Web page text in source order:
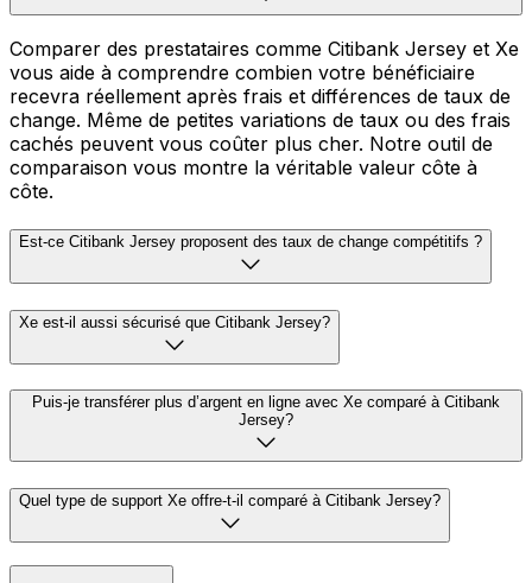
Comparer des prestataires comme Citibank Jersey et Xe
vous aide à comprendre combien votre bénéficiaire
recevra réellement après frais et différences de taux de
change. Même de petites variations de taux ou des frais
cachés peuvent vous coûter plus cher. Notre outil de
comparaison vous montre la véritable valeur côte à
côte.
Est-ce Citibank Jersey proposent des taux de change compétitifs ?
Xe est-il aussi sécurisé que Citibank Jersey?
Puis-je transférer plus d’argent en ligne avec Xe comparé à Citibank
Jersey?
Quel type de support Xe offre-t-il comparé à Citibank Jersey?